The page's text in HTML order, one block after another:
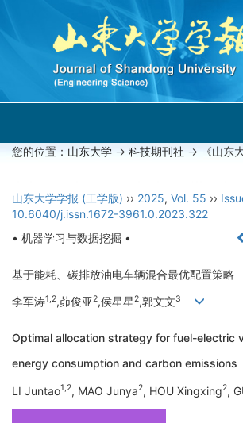
您的位置： 山东大学 -> 科技期刊社 -> 《山东
山东大学学报 (工学版) ›› 2025, Vol. 55 ››
10.6040/j.issn.1672-3961.0.2023.322
• 机器学习与数据挖掘 •
基于能耗、碳排放油电车辆混合最优配置策略
李军涛1,2,茆俊亚2,侯星星2,郭文文3
Optimal allocation strategy for fuel-electric
energy consumption and carbon emissions
LI Juntao1,2, MAO Junya2, HOU Xingxing2,